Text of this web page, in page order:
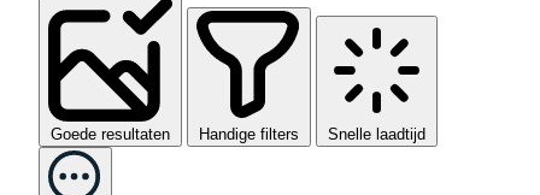
Goede resultaten Handige filters Snelle laadtijd